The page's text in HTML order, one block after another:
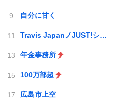
自分に甘く
Travis JapanノJUST!シン日本遺産
年金事務所
100万部超
広島市上空